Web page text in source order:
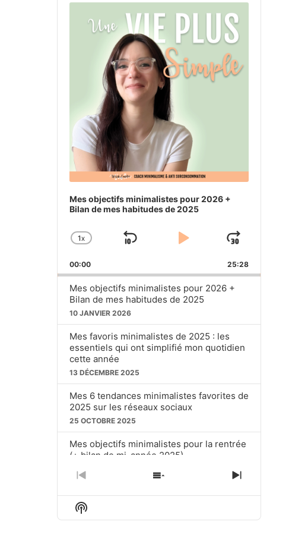
Mes objectifs minimalistes pour 2026 +
Bilan de mes habitudes de 2025
CHANGE
RATE
1X
SKIP
BACKWARD
PLAY
PAUSE
JUMP
00:00 25:28
Mes objectifs minimalistes pour 2026 +
Bilan de mes habitudes de 2025
10 JANVIER 2026
Mes favoris minimalistes de 2025 : les
essentiels qui ont simplifié mon quotidien
cette année
13 DÉCEMBRE 2025
Mes 6 tendances minimalistes favorites de
2025 sur les réseaux sociaux
25 OCTOBRE 2025
Mes objectifs minimalistes pour la rentrée
(+ bilan de mi-année 2025)
20 SEPTEMBRE 2025
j’utilise toujours en tant que minimaliste
PREVIOUS
EPISODE
SHOW
EPISODES
NEXT
Show
Podcast